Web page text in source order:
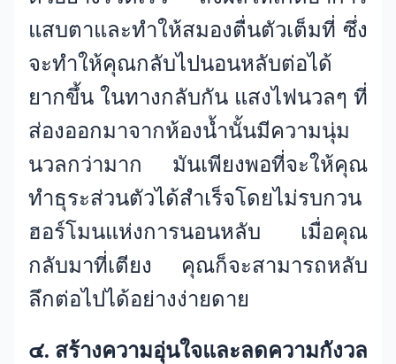
แสบตาและทำให้สมองตื่นตัวเต็มที่ ซึ่ง
จะทำให้คุณกลับไปนอนหลับต่อได้
ยากขึ้น ในทางกลับกัน แสงไฟนวลๆ ที่
ส่องออกมาจากห้องน้ำนั้นมีความนุ่ม
นวลกว่ามาก มันเพียงพอที่จะให้คุณ
ทำธุระส่วนตัวได้สำเร็จโดยไม่รบกวน
ฮอร์โมนแห่งการนอนหลับ เมื่อคุณ
กลับมาที่เตียง คุณก็จะสามารถหลับ
ลึกต่อไปได้อย่างง่ายดาย
๔. สร้างความอุ่นใจและลดความกังวล